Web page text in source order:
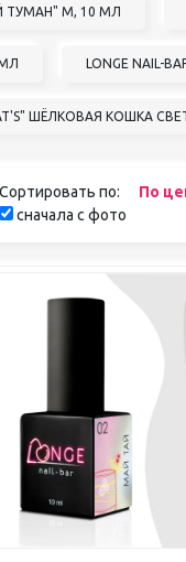
Лечение
Пилки
ТУМАН" М, 10 МЛ
LONGE
ШЁЛКОВАЯ КОШКА
Сортировать по: По
сначала с фото